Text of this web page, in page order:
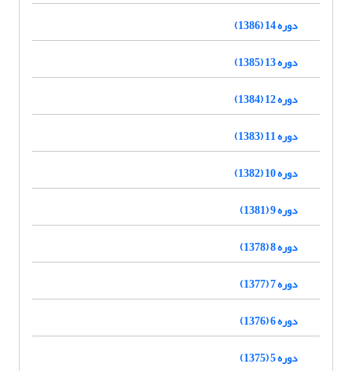
دوره 14 (1386)
دوره 13 (1385)
دوره 12 (1384)
دوره 11 (1383)
دوره 10 (1382)
دوره 9 (1381)
دوره 8 (1378)
دوره 7 (1377)
دوره 6 (1376)
دوره 5 (1375)